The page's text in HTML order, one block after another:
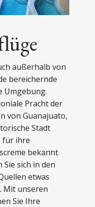
außerhalb von
bereichernde
Umgebung.
Pracht der
von Guanajuato,
Stadt
für ihre
bekannt
sich in den
etwas
Mit unseren
Sie Ihre